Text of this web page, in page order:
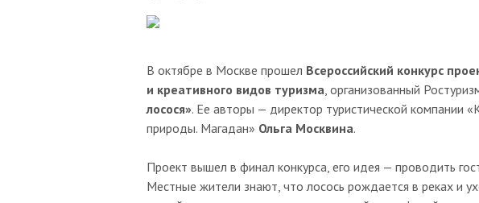
В октябре в Москве прошел Всероссийский конкурс
и креативного видов туризма, организованный
лосося». Ее авторы — директор туристической компании
природы. Магадан» Ольга Москвина.
Проект вышел в финал конкурса, его идея — проводить
Местные жители знают, что лосось рождается в реках и